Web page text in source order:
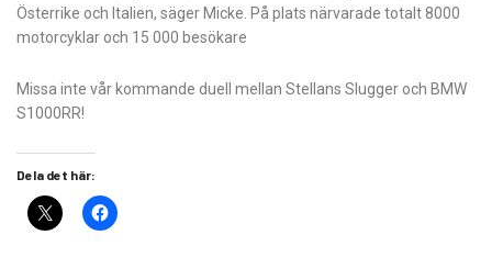
Österrike och Italien, säger Micke. På plats närvarade totalt 8000
motorcyklar och 15 000 besökare
Missa inte vår kommande duell mellan Stellans Slugger och BMW
S1000RR!
Dela det här: